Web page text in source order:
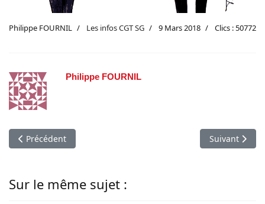
Philippe FOURNIL Les infos CGT SG 9 Mars 2018 Clics : 50772
Philippe FOURNIL
Article précédent : Les infos du 7 Décembre 2018 : Salaire :
Précédent Article
Suivant
Sur le même sujet :